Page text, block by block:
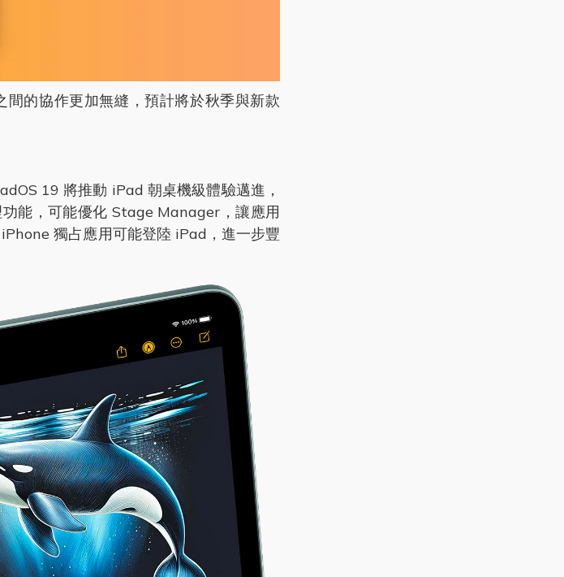
的協作更加無縫，預計將於秋季與新款
19 將推動 iPad 朝桌機級體驗邁進，
能，可能優化 Stage Manager，讓應用
獨占應用可能登陸 iPad，進一步豐